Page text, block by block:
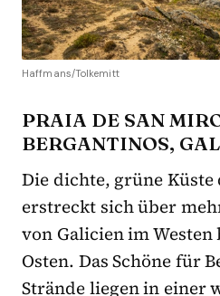
Haffmans/Tolkemitt
PRAIA DE SAN
BERGANTINOS,
Die dichte, grüne Küste
erstreckt sich über
von Galicien im
Osten. Das Schöne für
Strände liegen in einer